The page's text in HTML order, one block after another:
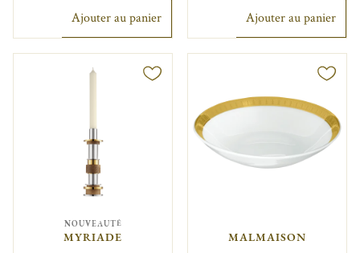
Ajouter au panier Ajouter au panier
NOUVEAUTÉ
MYRIADE MALMAISON